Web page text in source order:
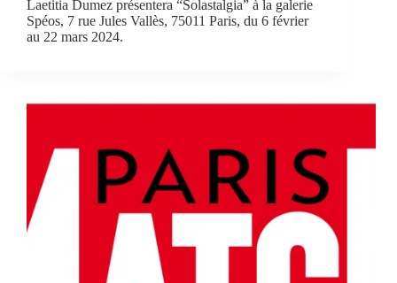
Laetitia Dumez présentera “Solastalgia” à la galerie
Spéos, 7 rue Jules Vallès, 75011 Paris, du 6 février
au 22 mars 2024.